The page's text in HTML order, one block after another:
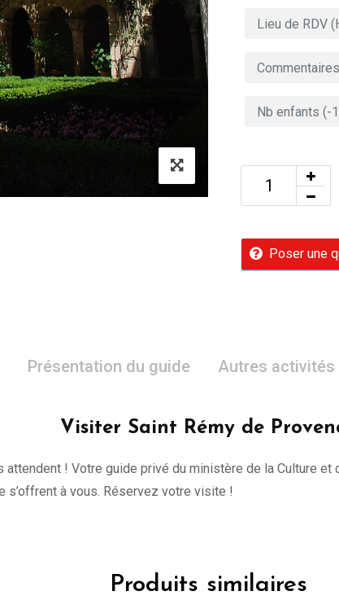
Poser une
Présentation du guide Autres activités
Visiter Saint Rémy de
! Votre guide privé du ministère de la Culture et
à vous. Réservez votre visite !
Produits similaires